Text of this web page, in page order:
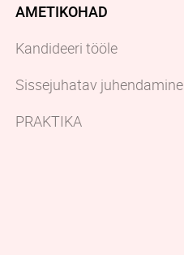
AMETIKOHAD
Kandideeri tööle
Sissejuhatav juhendamine
PRAKTIKA